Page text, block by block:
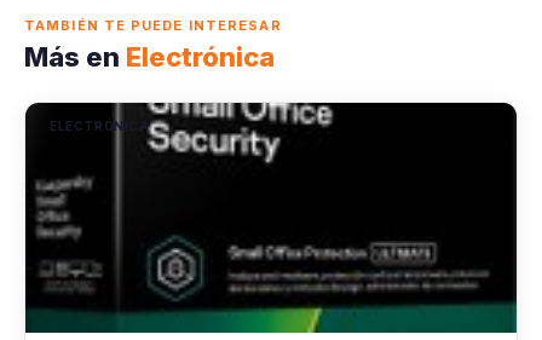
TAMBIÉN TE PUEDE INTERESAR
Más en Electrónica
ELECTRÓNICA